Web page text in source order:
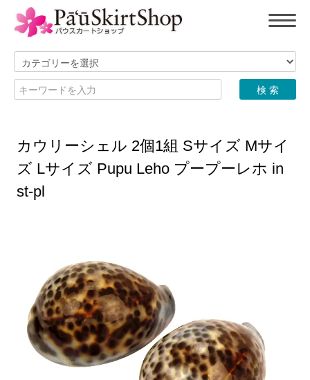
カウリーシェル 2個1組 Sサイズ Mサイ
ズ Lサイズ Pupu Leho プープーレホ in
st-pl